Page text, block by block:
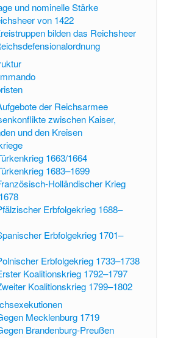
und nominelle Stärke
von 1422
bilden das Reichsheer
der Reichsarmee
zwischen Kaiser,
und den Kreisen
1663/1664
1683–1699
Holländischer Krieg
Erbfolgekrieg 1688–
Erbfolgekrieg 1701–
Erbfolgekrieg 1733–1738
Koalitionskrieg 1792–1797
Koalitionskrieg 1799–1802
Mecklenburg 1719
Brandenburg-Preußen